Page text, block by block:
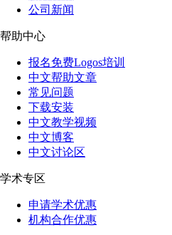
公司新闻
帮助中心
报名免费Logos培训
中文帮助文章
常见问题
下载安装
中文教学视频
中文博客
中文讨论区
学术专区
申请学术优惠
机构合作优惠